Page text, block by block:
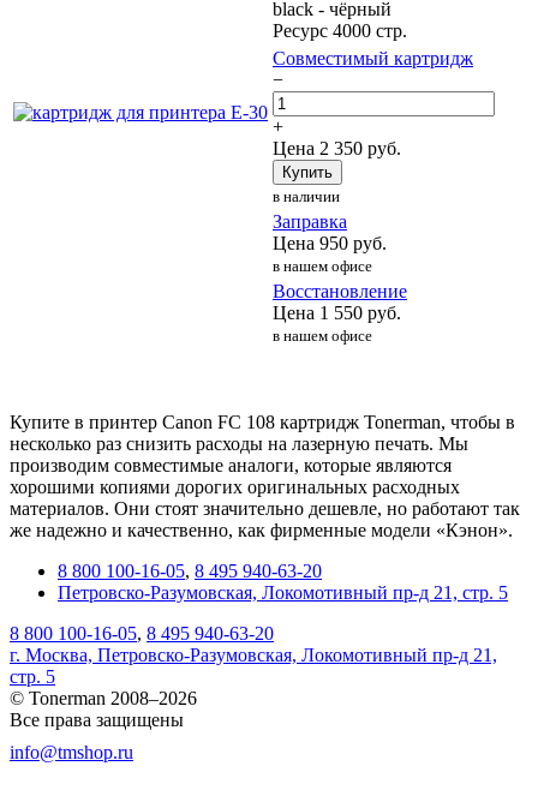
black - чёрный
Ресурс 4000 стр.
Совместимый картридж
−
+
Цена 2 350 руб.
Купить
в наличии
Заправка
Цена 950 руб.
в нашем офисе
Восстановление
Цена 1 550 руб.
в нашем офисе
Купите в принтер Canon FC 108 картридж Tonerman, чтобы в
несколько раз снизить расходы на лазерную печать. Мы
производим совместимые аналоги, которые являются
хорошими копиями дорогих оригинальных расходных
материалов. Они стоят значительно дешевле, но работают так
же надежно и качественно, как фирменные модели «Кэнон».
8 800 100-16-05, 8 495 940-63-20
Петровско-Разумовская, Локомотивный пр-д 21, стр. 5
8 800 100-16-05, 8 495 940-63-20
г. Москва, Петровско-Разумовская, Локомотивный пр-д 21,
стр. 5
© Tonerman 2008–2026
Все права защищены
info@tmshop.ru